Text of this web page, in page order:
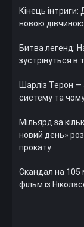
Кінець
новою дівчиною
Битва легенд:
зустрінуться в
Шарліз Терон —
систему та
Мільярд за
новий день»
прокату
Скандал на 105
фільм із